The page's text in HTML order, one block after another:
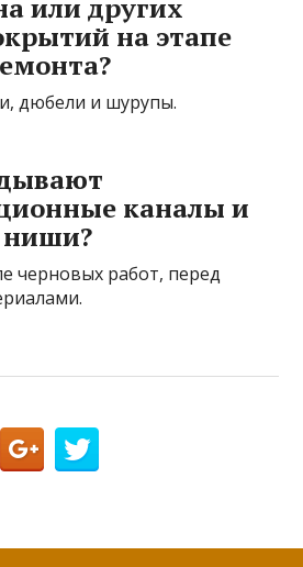
или других
на этапе
дюбели и шурупы.
каналы и
черновых работ, перед